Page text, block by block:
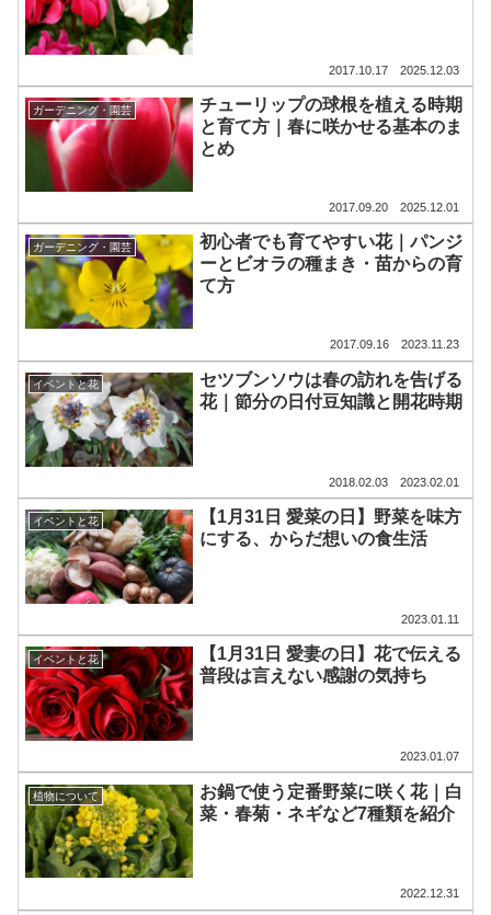
2017.10.17 2025.12.03
ガーデニング・園芸
チューリップの球根を植える時期
と育て方｜春に咲かせる基本のま
とめ
2017.09.20 2025.12.01
ガーデニング・園芸
初心者でも育てやすい花｜パンジ
ーとビオラの種まき・苗からの育
て方
2017.09.16 2023.11.23
イベントと花
セツブンソウは春の訪れを告げる
花｜節分の日付豆知識と開花時期
2018.02.03 2023.02.01
イベントと花
【1月31日 愛菜の日】野菜を味方
にする、からだ想いの食生活
2023.01.11
イベントと花
【1月31日 愛妻の日】花で伝える
普段は言えない感謝の気持ち
2023.01.07
植物について
お鍋で使う定番野菜に咲く花｜白
菜・春菊・ネギなど7種類を紹介
2022.12.31